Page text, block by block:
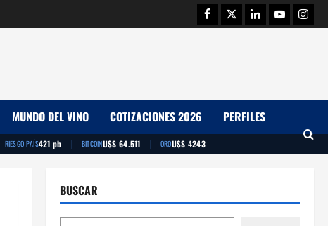
Facebook
TwitterLinkedinYoutube
MUNDO DEL VINO COTIZACIONES 2026 PERFILES
RIESGO PAÍS421 pb | BITCOINU$S 64.511 | OROU$S 4243
BUSCAR